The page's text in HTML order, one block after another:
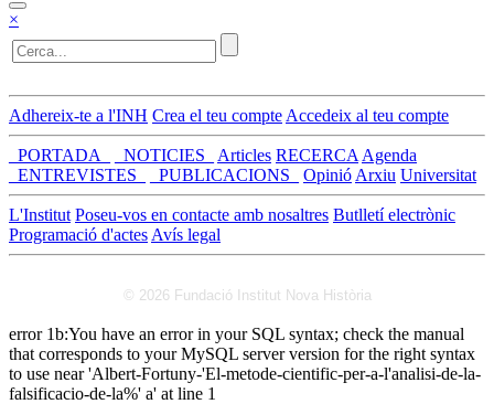
×
Adhereix-te a l'INH Crea el teu compte Accedeix al teu compte
_PORTADA_ _NOTICIES_ Articles RECERCA Agenda
_ENTREVISTES_
_PUBLICACIONS_ Opinió Arxiu Universitat
L'Institut Poseu-vos en contacte amb nosaltres Butlletí electrònic
Programació d'actes Avís legal
© 2026 Fundació Institut Nova Història
error 1b:You have an error in your SQL syntax; check the manual
that corresponds to your MySQL server version for the right syntax
to use near 'Albert-Fortuny-'El-metode-cientific-per-a-l'analisi-de-la-
falsificacio-de-la%' a' at line 1